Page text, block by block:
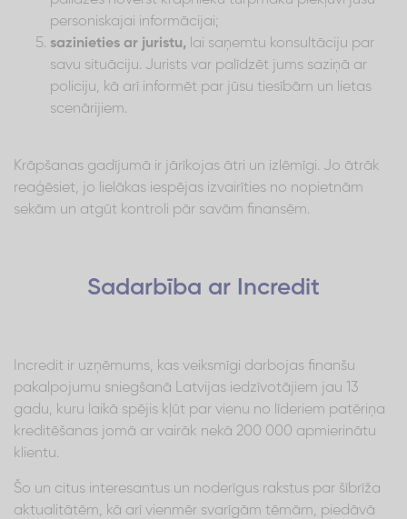
personiskajai informācijai;
sazinieties ar juristu, lai saņemtu konsultāciju par
savu situāciju. Jurists var palīdzēt jums saziņā ar
policiju, kā arī informēt par jūsu tiesībām un lietas
scenārijiem.
Krāpšanas gadījumā ir jārīkojas ātri un izlēmīgi. Jo ātrāk
reaģēsiet, jo lielākas iespējas izvairīties no nopietnām
sekām un atgūt kontroli pār savām finansēm.
Sadarbība ar Incredit
Incredit ir uzņēmums, kas veiksmīgi darbojas finanšu
pakalpojumu sniegšanā Latvijas iedzīvotājiem jau 13
gadu, kuru laikā spējis kļūt par vienu no līderiem patēriņa
kreditēšanas jomā ar vairāk nekā 200 000 apmierinātu
klientu.
Šo un citus interesantus un noderīgus rakstus par šībrīža
aktualitātēm, kā arī vienmēr svarīgām tēmām, piedāvā